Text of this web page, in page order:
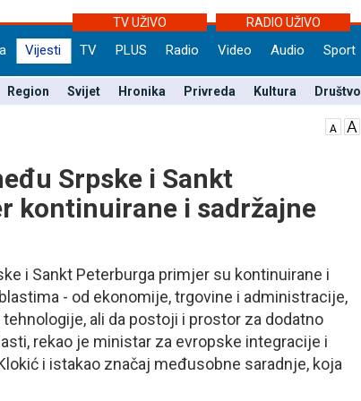
TV UŽIVO
RADIO UŽIVO
Vijesti TV PLUS Radio Video Audio Sport
Region Svijet Hronika Privreda Kultura Društvo
Srpske i Sankt
kontinuirane i sadržajne
i Sankt Peterburga primjer su kontinuirane i
- od ekonomije, trgovine i administracije,
ali da postoji i prostor za dodatno
rekao je ministar za evropske integracije i
i istakao značaj međusobne saradnje, koja